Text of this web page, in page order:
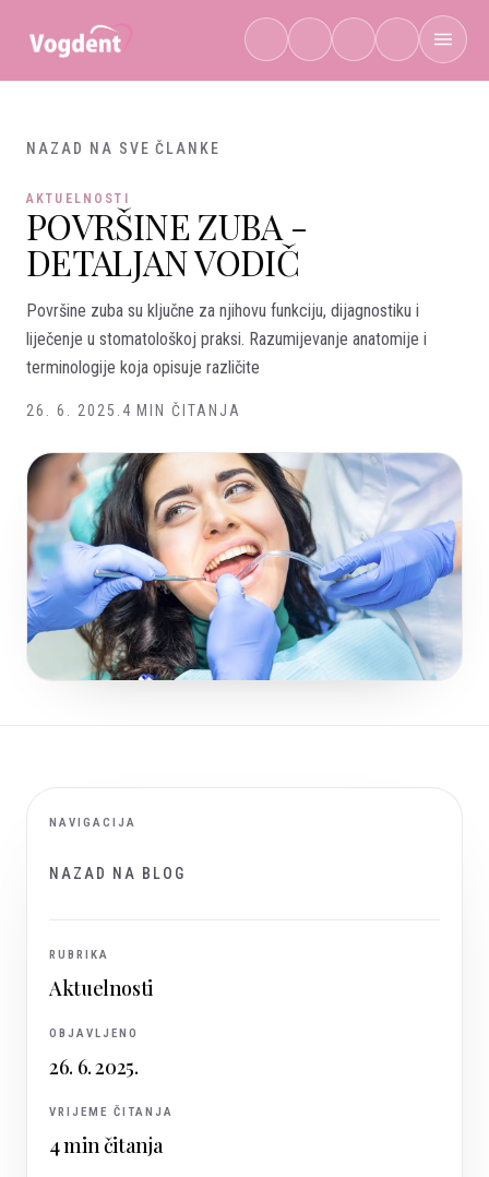
NAZAD NA SVE ČLANKE
AKTUELNOSTI
POVRŠINE ZUBA -
DETALJAN VODIČ
Površine zuba su ključne za njihovu funkciju, dijagnostiku i
liječenje u stomatološkoj praksi. Razumijevanje anatomije i
terminologije koja opisuje različite
26. 6. 2025. 4 MIN ČITANJA
NAVIGACIJA
NAZAD NA BLOG
RUBRIKA
Aktuelnosti
OBJAVLJENO
26. 6. 2025.
VRIJEME ČITANJA
4min čitanja